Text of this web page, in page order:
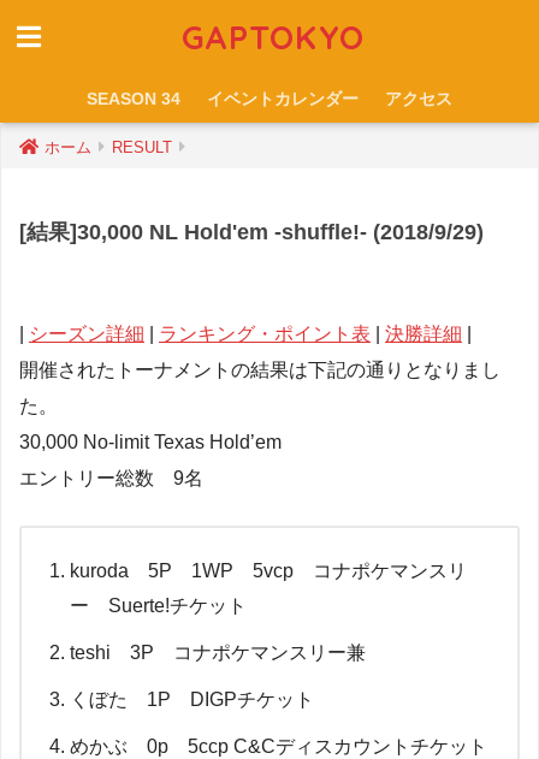
GAPTOKYO
SEASON 34 イベントカレンダー アクセス
ホーム RESULT
[結果]30,000 NL Hold'em -shuffle!- (2018/9/29)
シーズン詳細 ランキング・ポイント表 決勝詳細
開催されたトーナメントの結果は下記の通りとなりまし
た。
30,000 No-limit Texas Hold’em
エントリー総数 9名
kuroda 5P 1WP 5vcp コナポケマンスリ
ー Suerte!チケット
teshi 3P コナポケマンスリー兼
くぼた 1P DIGPチケット
めかぶ 0p 5ccp C&Cディスカウントチケット